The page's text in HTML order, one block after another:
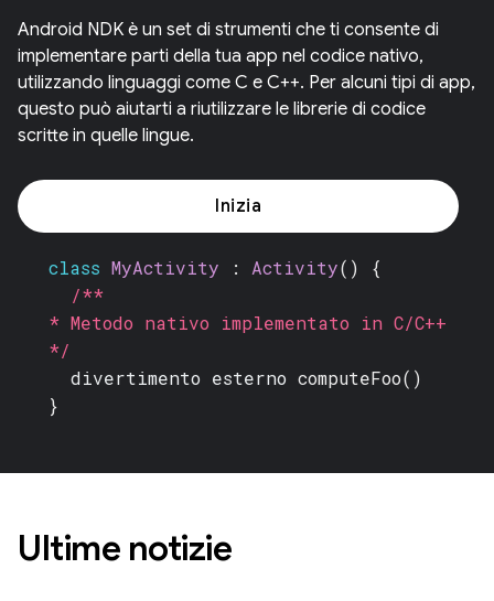
Android NDK è un set di strumenti che ti consente di
implementare parti della tua app nel codice nativo,
utilizzando linguaggi come C e C++. Per alcuni tipi di app,
questo può aiutarti a riutilizzare le librerie di codice
scritte in quelle lingue.
Inizia
class MyActivity : Activity() {
/**
* Metodo nativo implementato in C/C++
*/
divertimento esterno computeFoo()
}
Ultime notizie